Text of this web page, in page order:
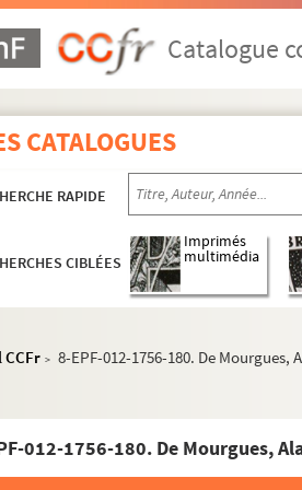
Catalogue
CATALOGUES
RAPIDE
CIBLÉES
Imprimés
multimédia
CCFr > 8-EPF-012-1756-180. De
012-1756-180. De Mourgues,
523 à 542. 2 e, 3e, 10e, 11eet 19e
543 à 562. 10e, 11e, 19eet 20e